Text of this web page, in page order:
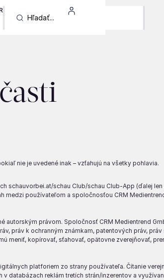
nie je uvedené inak – vzťahujú na všetky pohlavia.
schauvorbei.at/schau Club/schau Club-App (ďalej len
medzi používateľom a spoločnosťou CRM
autorským právom. Spoločnosť CRM Medientrend
práv k ochranným známkam, patentových práv, práv
meniť, kopírovať, sťahovať, opätovne zverejňovať,
platforiem zo strany používateľa. Čítanie
databázach reklám tretích strán/inzerentov a